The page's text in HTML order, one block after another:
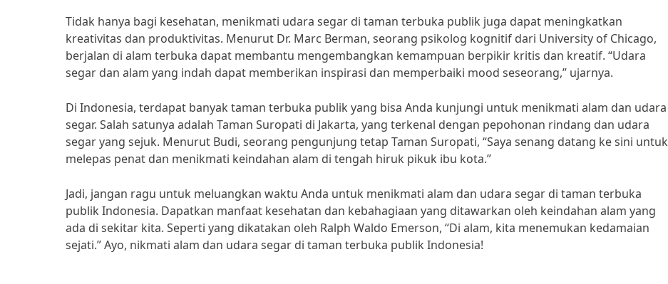
Tidak hanya bagi kesehatan, menikmati udara segar di taman terbuka publik juga dapat meningkatkan
kreativitas dan produktivitas. Menurut Dr. Marc Berman, seorang psikolog kognitif dari University of Chicago,
berjalan di alam terbuka dapat membantu mengembangkan kemampuan berpikir kritis dan kreatif. “Udara
segar dan alam yang indah dapat memberikan inspirasi dan memperbaiki mood seseorang,” ujarnya.
Di Indonesia, terdapat banyak taman terbuka publik yang bisa Anda kunjungi untuk menikmati alam dan udara
segar. Salah satunya adalah Taman Suropati di Jakarta, yang terkenal dengan pepohonan rindang dan udara
segar yang sejuk. Menurut Budi, seorang pengunjung tetap Taman Suropati, “Saya senang datang ke sini untuk
melepas penat dan menikmati keindahan alam di tengah hiruk pikuk ibu kota.”
Jadi, jangan ragu untuk meluangkan waktu Anda untuk menikmati alam dan udara segar di taman terbuka
publik Indonesia. Dapatkan manfaat kesehatan dan kebahagiaan yang ditawarkan oleh keindahan alam yang
ada di sekitar kita. Seperti yang dikatakan oleh Ralph Waldo Emerson, “Di alam, kita menemukan kedamaian
sejati.” Ayo, nikmati alam dan udara segar di taman terbuka publik Indonesia!